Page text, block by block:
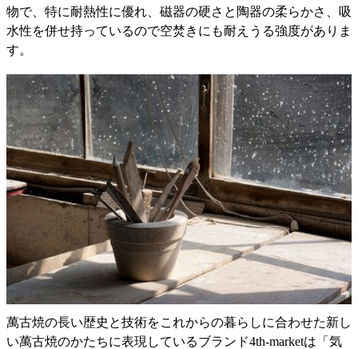
物で、特に耐熱性に優れ、磁器の硬さと陶器の柔らかさ、吸
水性を併せ持っているので空焚きにも耐えうる強度がありま
す。
萬古焼の長い歴史と技術をこれからの暮らしに合わせた新し
い萬古焼のかたちに表現しているブランド4th-marketは「気